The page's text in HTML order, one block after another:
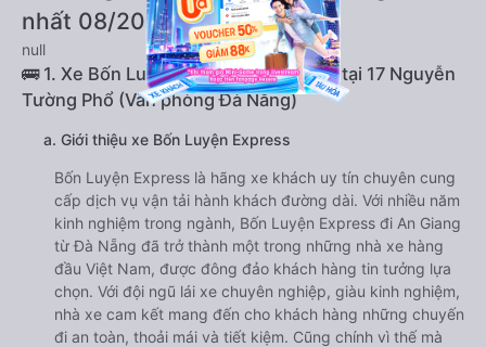
nhất 08/2026
null
🚌 1. Xe Bốn Luyện Express khởi hành tại 17 Nguyễn
Tường Phổ (Văn phòng Đà Nẵng)
a. Giới thiệu xe Bốn Luyện Express
Bốn Luyện Express là hãng xe khách uy tín chuyên cung
cấp dịch vụ vận tải hành khách đường dài. Với nhiều năm
kinh nghiệm trong ngành, Bốn Luyện Express đi An Giang
từ Đà Nẵng đã trở thành một trong những nhà xe hàng
đầu Việt Nam, được đông đảo khách hàng tin tưởng lựa
chọn. Với đội ngũ lái xe chuyên nghiệp, giàu kinh nghiệm,
nhà xe cam kết mang đến cho khách hàng những chuyến
đi an toàn, thoải mái và tiết kiệm. Cũng chính vì thế mà